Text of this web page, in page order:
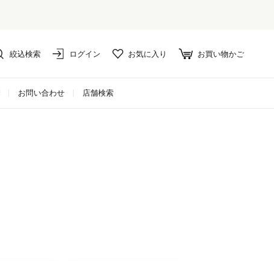
絞込検索 ログイン お気に入り お買い物かご
お問い合わせ 店舗検索